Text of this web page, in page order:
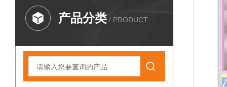
产品分类 / PRODUCT